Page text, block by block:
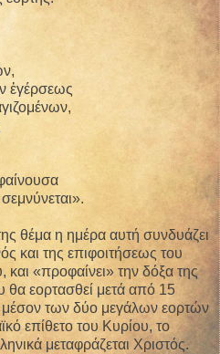
ἐγέρσεως
θέμα η ημέρα αυτή συνδυάζει
και της επιφοιτήσεως του
και «προφαίνει» την δόξα της
εορτασθεί μετά από 15
μέσον των δύο μεγάλων εορτών
επίθετο του Κυρίου, το
μεταφράζεται Χριστός.